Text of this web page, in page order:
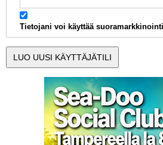
Tietojani voi käyttää